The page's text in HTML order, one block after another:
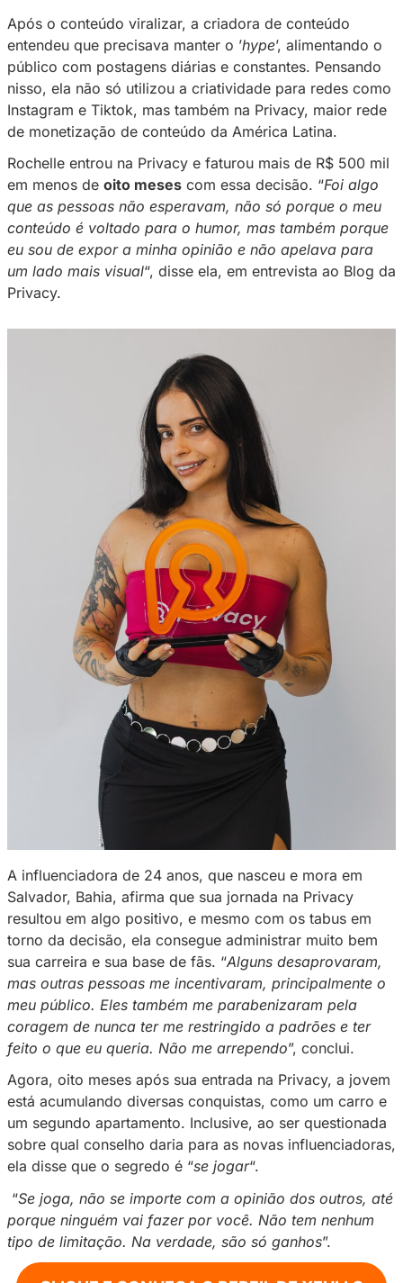
As redes sociais são uma concentração de
diversos formatos, vídeos, imagens e áudios
compartilhados por milhares de pessoas e
milhões de vezes, tornando até um anônimo
Como a Rochelle Garrett, conhecida como
viralizoua partir do meme “me dá cuscuz”.
Após o conteúdo viralizar, a criadora de
entendeu que precisava manter o ’hype’,
público com postagens diárias e constantes.
nisso, ela não só utilizou a criatividade para
de monetização de conteúdo da América
Rochelle entrou na Privacy e faturou mais de
oito meses
com essa decisão.
que as pessoas não esperavam, não só
conteúdo é voltado para o humor, mas
eu sou de expor a minha opinião e não
um lado mais visual“, disse ela, em
A influenciadora de 24 anos, que nasceu e